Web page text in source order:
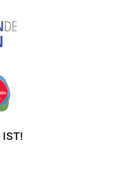
IST!